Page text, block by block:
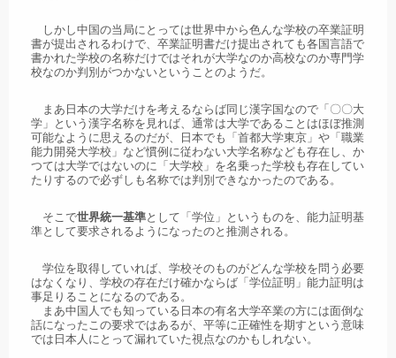
しかし中国の当局にとっては世界中から色んな学校の卒業証明
書が提出されるわけで、卒業証明書だけ提出されても各国言語で
書かれた学校の名称だけではそれが大学なのか高校なのか専門学
校なのか判別がつかないということのようだ。
まあ日本の大学だけを考えるならば同じ漢字国なので「〇〇大
学」という漢字名称を見れば、通常は大学であることはほぼ推測
可能なように思えるのだが、日本でも「首都大学東京」や「職業
能力開発大学校」など慣例に従わない大学名称なども存在し、か
つては大学ではないのに「大学校」を名乗った学校も存在してい
たりするので必ずしも名称では判別できなかったのである。
そこで世界統一基準として「学位」というものを、能力証明基
準として要求されるようになったのと推測される。
学位を取得していれば、学校そのものがどんな学校を問う必要
はなくなり、学校の存在だけ確かならば「学位証明」能力証明は
事足りることになるのである。
まあ中国人でも知っている日本の有名大学卒業の方には面倒な
話になったこの要求ではあるが、平等に正確性を期すという意味
では日本人にとって漏れていた視点なのかもしれない。